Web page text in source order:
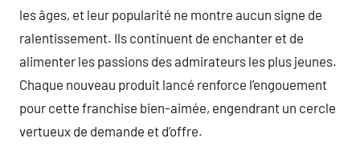
les âges, et leur popularité ne montre aucun signe de
ralentissement. Ils continuent de enchanter et de
alimenter les passions des admirateurs les plus jeunes.
Chaque nouveau produit lancé renforce l’engouement
pour cette franchise bien-aimée, engendrant un cercle
vertueux de demande et d’offre.